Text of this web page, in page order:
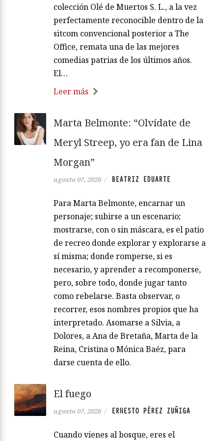
colección Olé de Muertos S. L., a la vez
perfectamente reconocible dentro de la
sitcom convencional posterior a The
Office, remata una de las mejores
comedias patrias de los últimos años.
El…
Leer más
Marta Belmonte: “Olvídate de
Meryl Streep, yo era fan de Lina
Morgan”
agosto 07, 2026 / BEATRIZ EDUARTE
Para Marta Belmonte, encarnar un
personaje; subirse a un escenario;
mostrarse, con o sin máscara, es el patio
de recreo donde explorar y explorarse a
sí misma; donde romperse, si es
necesario, y aprender a recomponerse,
pero, sobre todo, donde jugar tanto
como rebelarse. Basta observar, o
recorrer, esos nombres propios que ha
interpretado. Asomarse a Silvia, a
Dolores, a Ana de Bretaña, Marta de la
Reina, Cristina o Mónica Baéz, para
darse cuenta de ello.
El fuego
agosto 07, 2026 / ERNESTO PÉREZ ZUÑIGA
Cuando vienes al bosque, eres el